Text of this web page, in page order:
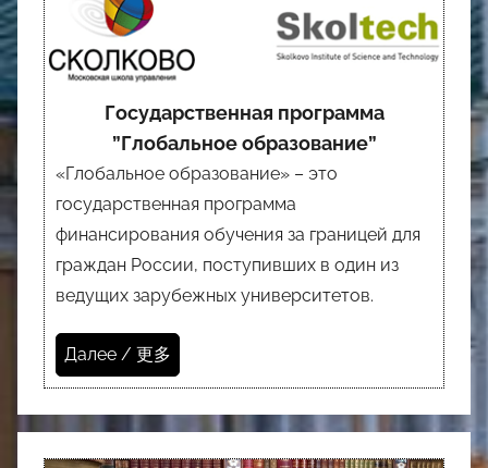
Государственная программа
”Глобальное образование”
«Глобальное образование» – это
государственная программа
финансирования обучения за границей для
граждан России, поступивших в один из
ведущих зарубежных университетов.
Далее / 更多